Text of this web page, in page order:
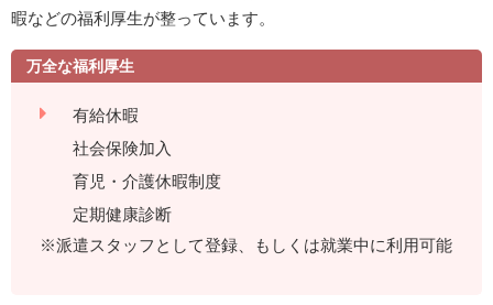
暇などの福利厚生が整っています。
万全な福利厚生
有給休暇
社会保険加入
育児・介護休暇制度
定期健康診断
※派遣スタッフとして登録、もしくは就業中に利用可能